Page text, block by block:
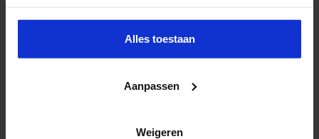
Alles toestaan
Aanpassen
Weigeren
Mijn naam, e-mail en site opslaan in deze browser voor de
volgende keer wanneer ik een reactie plaats.